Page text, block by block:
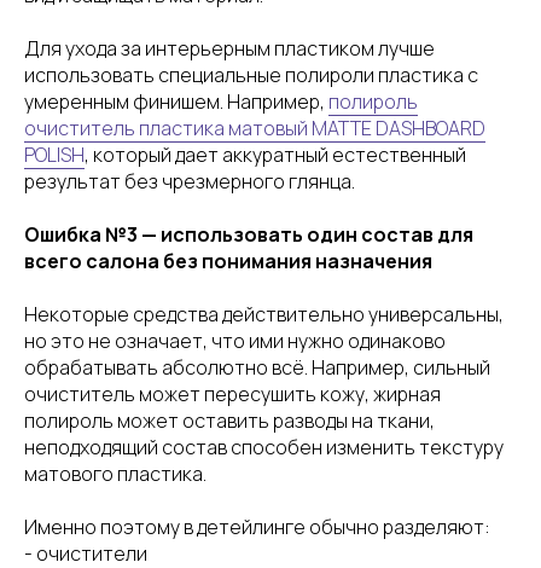
Для ухода за интерьерным пластиком лучше
использовать специальные полироли пластика с
умеренным финишем. Например, полироль
очиститель пластика матовый MATTE DASHBOARD
POLISH, который дает аккуратный естественный
результат без чрезмерного глянца.
Ошибка №3 — использовать один состав для
всего салона без понимания назначения
Некоторые средства действительно универсальны,
но это не означает, что ими нужно одинаково
обрабатывать абсолютно всё. Например, сильный
очиститель может пересушить кожу, жирная
полироль может оставить разводы на ткани,
неподходящий состав способен изменить текстуру
матового пластика.
Именно поэтому в детейлинге обычно разделяют:
- очистители